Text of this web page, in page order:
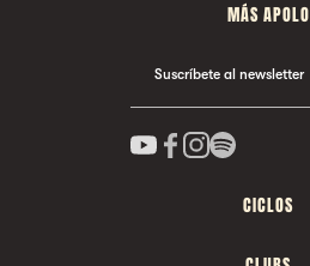
MÁS APOLO
Suscríbete al newsletter
CICLOS